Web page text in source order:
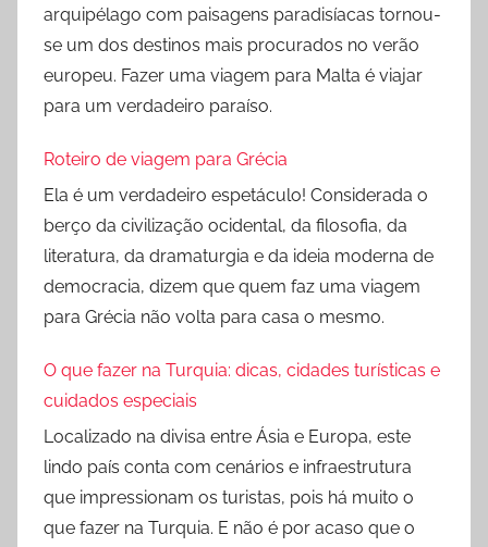
arquipélago com paisagens paradisíacas tornou-
se um dos destinos mais procurados no verão
europeu. Fazer uma viagem para Malta é viajar
para um verdadeiro paraíso.
Roteiro de viagem para Grécia
Ela é um verdadeiro espetáculo! Considerada o
berço da civilização ocidental, da filosofia, da
literatura, da dramaturgia e da ideia moderna de
democracia, dizem que quem faz uma viagem
para Grécia não volta para casa o mesmo.
O que fazer na Turquia: dicas, cidades turísticas e
cuidados especiais
Localizado na divisa entre Ásia e Europa, este
lindo país conta com cenários e infraestrutura
que impressionam os turistas, pois há muito o
que fazer na Turquia. E não é por acaso que o